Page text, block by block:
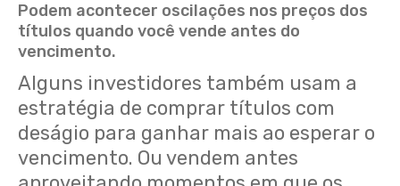
Podem acontecer oscilações nos preços dos
títulos quando você vende antes do
vencimento.
Alguns investidores também usam a
estratégia de comprar títulos com
deságio para ganhar mais ao esperar o
vencimento. Ou vendem antes